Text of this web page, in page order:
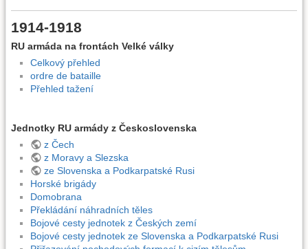
1914-1918
RU armáda na frontách Velké války
Celkový přehled
ordre de bataille
Přehled tažení
Jednotky RU armády z Československa
z Čech
z Moravy a Slezska
ze Slovenska a Podkarpatské Rusi
Horské brigády
Domobrana
Překládání náhradních těles
Bojové cesty jednotek z Českých zemí
Bojové cesty jednotek ze Slovenska a Podkarpatské Rusi